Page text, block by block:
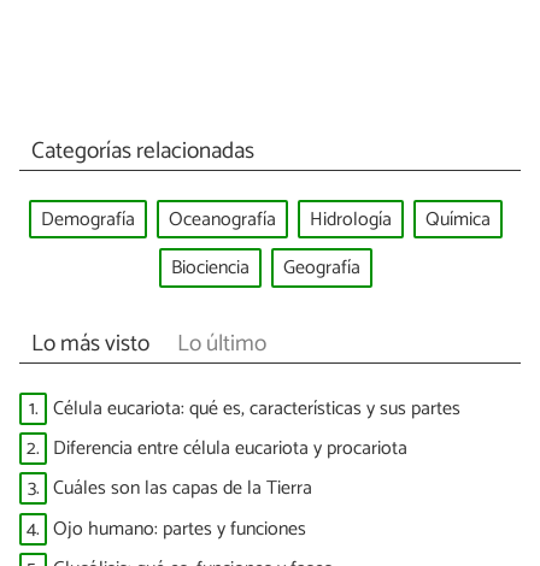
Categorías relacionadas
Demografía Oceanografía Hidrología
Química
Biociencia
Geografía
Lo más visto Lo último
1. Célula eucariota: qué es, características y sus partes
2. Diferencia entre célula eucariota y procariota
3. Cuáles son las capas de la Tierra
4. Ojo humano: partes y funciones